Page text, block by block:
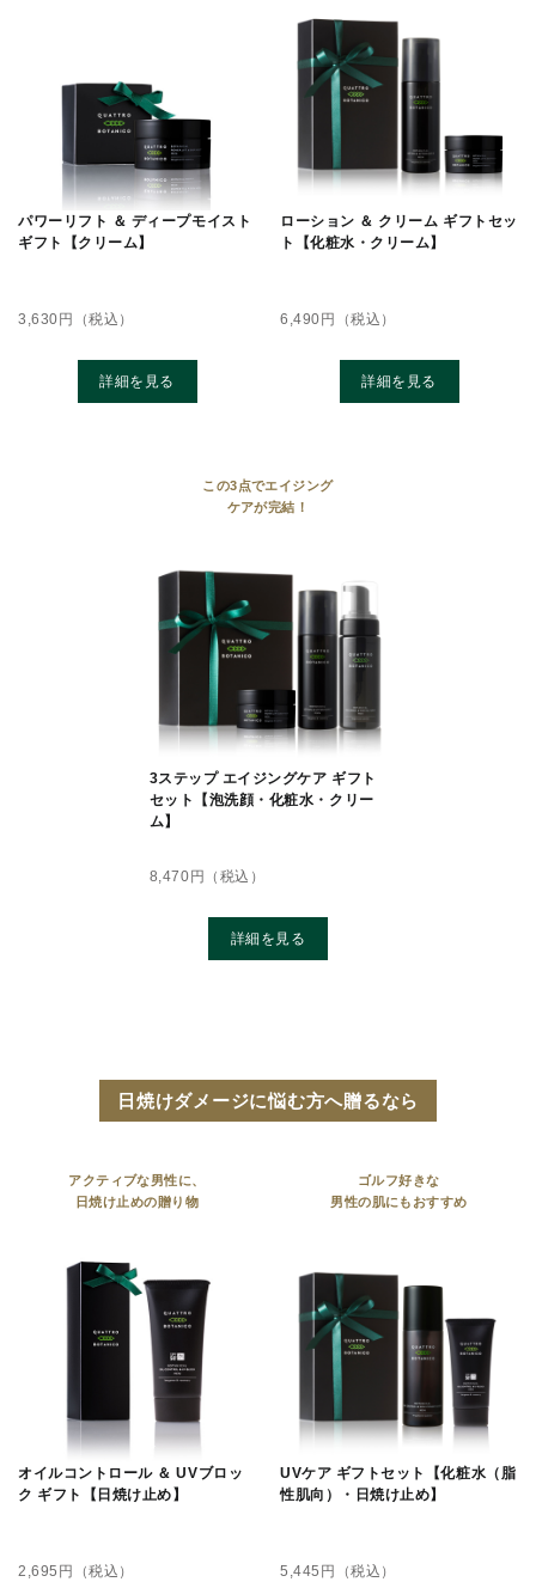
パワーリフト ＆ ディープモイスト
ギフト【クリーム】
3,630 円（税込）
詳細を見る
ローション ＆ クリーム ギフトセッ
ト【化粧水・クリーム】
6,490 円（税込）
詳細を見る
この3点でエイジング
ケアが完結！
3ステップ エイジングケア ギフト
セット【泡洗顔・化粧水・クリー
ム】
8,470 円（税込）
詳細を見る
日焼けダメージに悩む方へ贈るなら
アクティブな男性に、
日焼け止めの贈り物
オイルコントロール ＆ UVブロッ
ク ギフト【日焼け止め】
2,695 円（税込）
ゴルフ好きな
男性の肌にもおすすめ
UVケア ギフトセット【化粧水（脂
性肌向）・日焼け止め】
5,445 円（税込）